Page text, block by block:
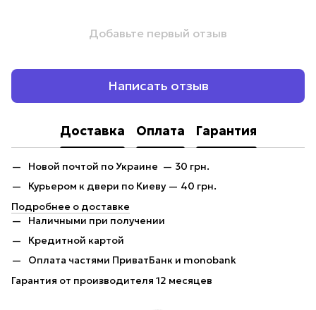
Добавьте первый отзыв
Написать отзыв
Доставка Оплата Гарантия
Новой почтой по Украине — 30 грн.
Курьером к двери по Киеву — 40 грн.
Подробнее о доставке
Наличными при получении
Кредитной картой
Оплата частями ПриватБанк и monobank
Гарантия от производителя 12 месяцев